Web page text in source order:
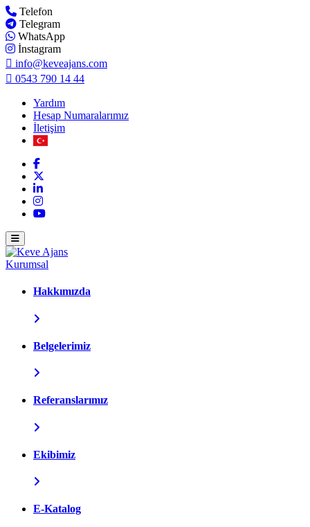
Telefon
Telegram
WhatsApp
İnstagram
info@keveajans.com
0543 790 14 44
Yardım
Hesap Numaralarımız
İletişim
Kurumsal
Hakkımızda
Belgelerimiz
Referanslarımız
Ekibimiz
E-Katalog